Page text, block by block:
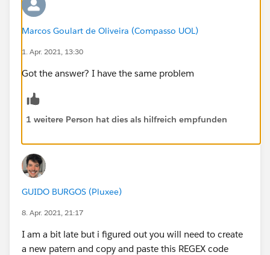
Marcos Goulart de Oliveira (Compasso UOL)
1. Apr. 2021, 13:30
Got the answer? I have the same problem
1 weitere Person hat dies als hilfreich empfunden
GUIDO BURGOS (Pluxee)
8. Apr. 2021, 21:17
I am a bit late but i figured out you will need to create
a new patern and copy and paste this REGEX code